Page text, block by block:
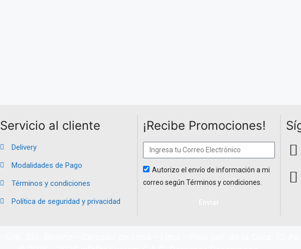
Servicio al cliente
Delivery
Modalidades de Pago
Términos y condiciones
Política de seguridad y privacidad
¡Recibe Promociones!
Autorizo el envío de información a mi
correo según Términos y condiciones.